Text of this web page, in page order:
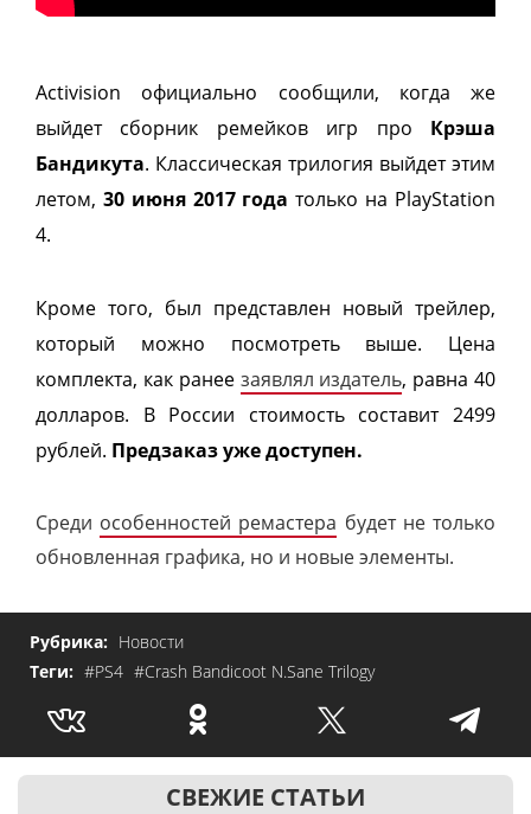
Activision официально сообщили, когда же
выйдет сборник ремейков игр про Крэша
Бандикута. Классическая трилогия выйдет этим
летом, 30 июня 2017 года только на PlayStation
4.
Кроме того, был представлен новый трейлер,
который можно посмотреть выше. Цена
комплекта, как ранее заявлял издатель, равна 40
долларов. В России стоимость составит 2499
рублей. Предзаказ уже доступен.
Среди особенностей ремастера будет не только
обновленная графика, но и новые элементы.
Рубрика: Новости
Теги: #PS4 #Crash Bandicoot N.Sane Trilogy
СВЕЖИЕ СТАТЬИ